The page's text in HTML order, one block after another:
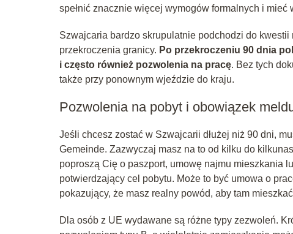
spełnić znacznie więcej wymogów formalnych i mieć
Szwajcaria bardzo skrupulatnie podchodzi do
przekroczenia granicy. Po przekroczeniu 90 dnia
i często również pozwolenia na pracę. Bez tych
także przy ponownym wjeździe do kraju.
Pozwolenia na pobyt i obowiązek
Jeśli chcesz zostać w Szwajcarii dłużej niż 90 dni,
Gemeinde. Zazwyczaj masz na to od kilku do
poproszą Cię o paszport, umowę najmu mieszkania
potwierdzający cel pobytu. Może to być umowa o
pokazujący, że masz realny powód, aby tam
Dla osób z UE wydawane są różne typy zezwoleń.